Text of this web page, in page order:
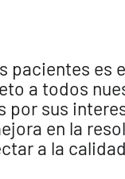
pacientes es
a todos
por sus
en la
a la